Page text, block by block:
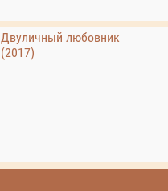
Двуличный любовник
(2017)